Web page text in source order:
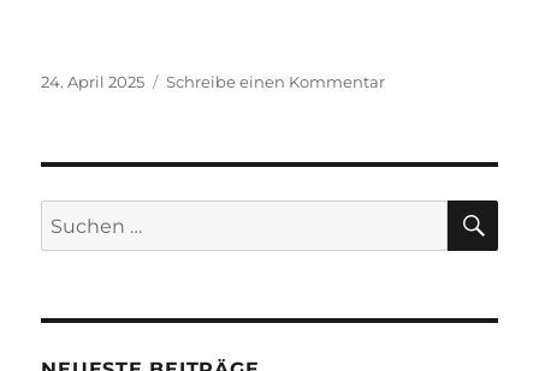
Veröffentlicht
24. April 2025 Schreibe einen Kommentarzu
Geburtstag
Gefängnis
Suchen
nach: